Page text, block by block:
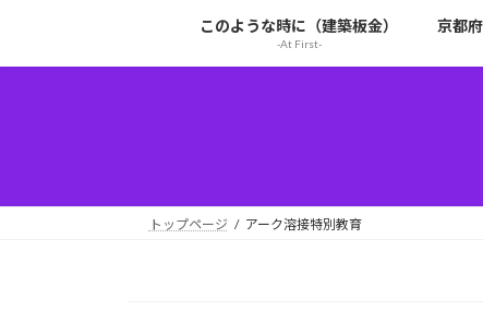
テ
ゲ
このような時に（建築板金）
-At First-
京都
トップページ アーク溶接特別教育